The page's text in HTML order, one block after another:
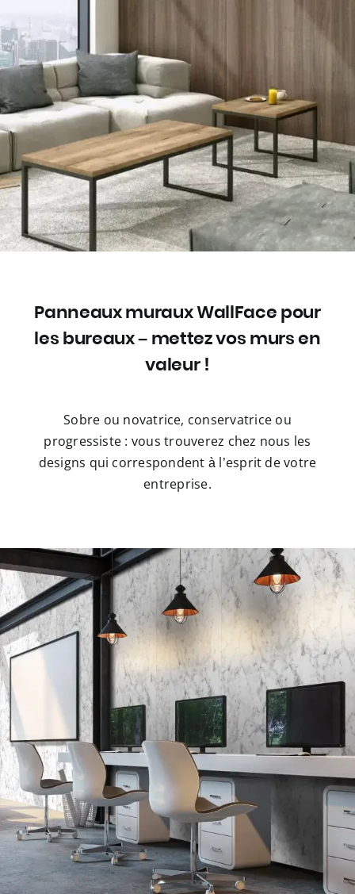
Panneaux muraux WallFace pour
les bureaux – mettez vos murs en
valeur !
Sobre ou novatrice, conservatrice ou
progressiste : vous trouverez chez nous les
designs qui correspondent à l’esprit de votre
entreprise.